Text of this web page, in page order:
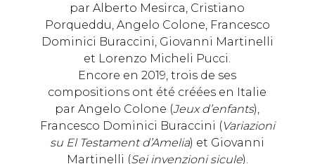
par Alberto Mesirca, Cristiano
Porqueddu, Angelo Colone, Francesco
Dominici Buraccini, Giovanni Martinelli
et Lorenzo Micheli Pucci.
Encore en 2019, trois de ses
compositions ont été créées en Italie
par Angelo Colone (Jeux d’enfants),
Francesco Dominici Buraccini ( Variazioni
su El Testament d’Amelia) et Giovanni
Martinelli (Sei invenzioni sicule).